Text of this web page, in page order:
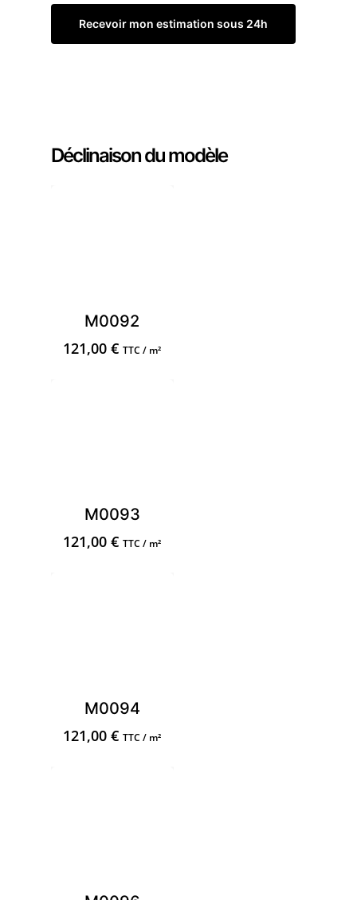
Recevoir mon estimation sous 24h
Déclinaison du modèle
M0092
121,00€ TTC / m²
M0093
121,00€ TTC / m²
M0094
121,00€ TTC / m²